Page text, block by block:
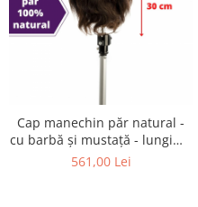
Cordelute de par
Burete pentru coc
Bandane | turbane
Echipament lucru salon
Accesorii curatare perii si
Extensii par natural
Cap manechin păr natural -
cu barbă și mustață - lungime
30 cm
561,00 Lei